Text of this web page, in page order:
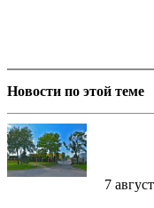
Новости по этой теме
7